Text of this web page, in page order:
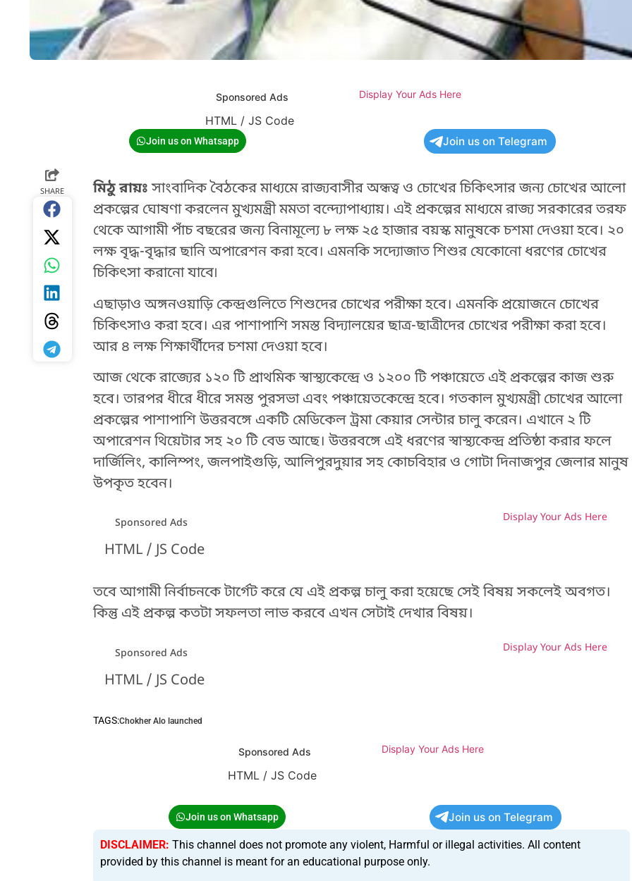
Sponsored Ads Display Your Ads Here
HTML / JS Code
Join us on Whatsapp Join us on Telegram
SHARE মিঠু রায়ঃসাংবাদিক বৈঠকের মাধ্যমে রাজ্যবাসীর অন্ধত্ব ও চোখের চিকিৎসার জন্য চোখের আলো
প্রকল্পের ঘোষণা করলেন মুখ্যমন্ত্রী মমতা বন্দ্যোপাধ্যায়। এই প্রকল্পের মাধ্যমে রাজ্য সরকারের তরফ
থেকে আগামী পাঁচ বছরের জন্য বিনামূল্যে ৮ লক্ষ ২৫ হাজার বয়স্ক মানুষকে চশমা দেওয়া হবে। ২০
লক্ষ বৃদ্ধ-বৃদ্ধার ছানি অপারেশন করা হবে। এমনকি সদ্যোজাত শিশুর যেকোনো ধরণের চোখের
চিকিৎসা করানো যাবে৷
এছাড়াও অঙ্গনওয়াড়ি কেন্দ্রগুলিতে শিশুদের চোখের পরীক্ষা হবে। এমনকি প্রয়োজনে চোখের
চিকিৎসাও করা হবে। এর পাশাপাশি সমস্ত বিদ্যালয়ের ছাত্র-ছাত্রীদের চোখের পরীক্ষা করা হবে।
আর ৪ লক্ষ শিক্ষার্থীদের চশমা দেওয়া হবে।
আজ থেকে রাজ্যের ১২০ টি প্রাথমিক স্বাস্থ্যকেন্দ্রে ও ১২০০ টি পঞ্চায়েতে এই প্রকল্পের কাজ শুরু
হবে। তারপর ধীরে ধীরে সমস্ত পুরসভা এবং পঞ্চায়েতকেন্দ্রে হবে। গতকাল মুখ্যমন্ত্রী চোখের আলো
প্রকল্পের পাশাপাশি উত্তরবঙ্গে একটি মেডিকেল ট্রমা কেয়ার সেন্টার চালু করেন। এখানে ২ টি
অপারেশন থিয়েটার সহ ২০ টি বেড আছে। উত্তরবঙ্গে এই ধরণের স্বাস্থ্যকেন্দ্র প্রতিষ্ঠা করার ফলে
দার্জিলিং, কালিম্পং, জলপাইগুড়ি, আলিপুরদুয়ার সহ কোচবিহার ও গোটা দিনাজপুর জেলার মানুষ
উপকৃত হবেন।
Sponsored Ads Display Your Ads Here
HTML / JS Code
তবে আগামী নির্বাচনকে টার্গেট করে যে এই প্রকল্প চালু করা হয়েছে সেই বিষয় সকলেই অবগত।
কিন্তু এই প্রকল্প কতটা সফলতা লাভ করবে এখন সেটাই দেখার বিষয়।
Sponsored Ads Display Your Ads Here
HTML / JS Code
TAGS:Chokher Alo launched
Sponsored Ads Display Your Ads Here
HTML / JS Code
Join us on Whatsapp Join us on Telegram
DISCLAIMER: This channel does not promote any violent, Harmful or illegal activities. All content
provided by this channel is meant for an educational purpose only.